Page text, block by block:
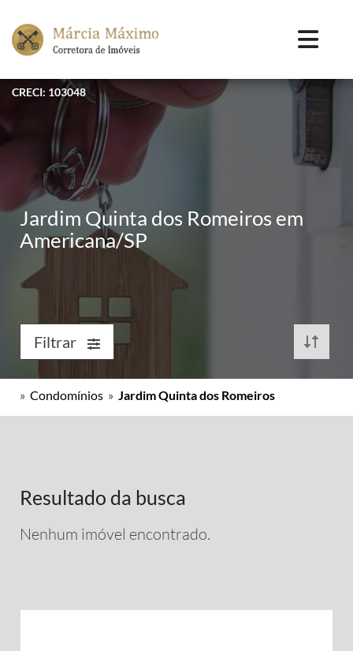
CRECI: 103048
Jardim Quinta dos Romeiros em
Americana/SP
Filtrar
» Condomínios » Jardim Quinta dos Romeiros
Resultado da busca
Nenhum imóvel encontrado.